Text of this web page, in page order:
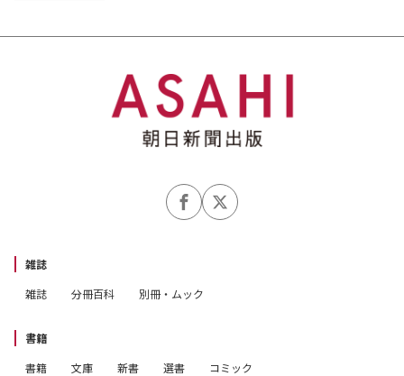
雑誌
雑誌
分冊百科 別冊・ムック
書籍
書籍
文庫 新書 選書 コミック